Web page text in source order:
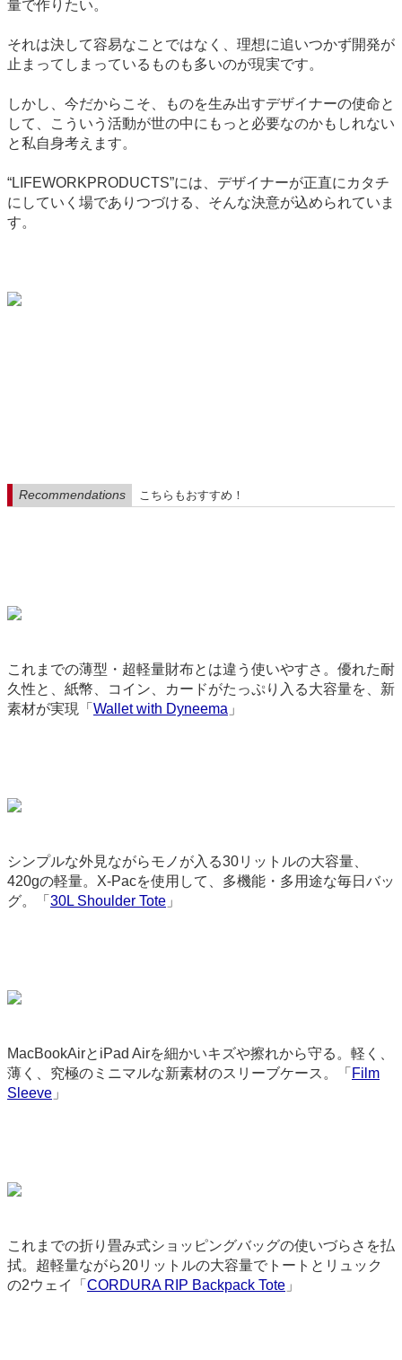
量で作りたい。
それは決して容易なことではなく、理想に追いつかず開発が
止まってしまっているものも多いのが現実です。
しかし、今だからこそ、ものを生み出すデザイナーの使命と
して、こういう活動が世の中にもっと必要なのかもしれない
と私自身考えます。
“LIFEWORKPRODUCTS”には、デザイナーが正直にカタチ
にしていく場でありつづける、そんな決意が込められていま
す。
Recommendations こちらもおすすめ！
これまでの薄型・超軽量財布とは違う使いやすさ。優れた耐
久性と、紙幣、コイン、カードがたっぷり入る大容量を、新
素材が実現「 Wallet with Dyneema 」
シンプルな外見ながらモノが入る30リットルの大容量、
420gの軽量。X-Pacを使用して、多機能・多用途な毎日バッ
グ。「 30L Shoulder Tote 」
MacBookAirとiPad Airを細かいキズや擦れから守る。軽く、
薄く、究極のミニマルな新素材のスリーブケース。「 Film
Sleeve 」
これまでの折り畳み式ショッピングバッグの使いづらさを払
拭。超軽量ながら20リットルの大容量でトートとリュック
の2ウェイ「 CORDURA RIP Backpack Tote 」